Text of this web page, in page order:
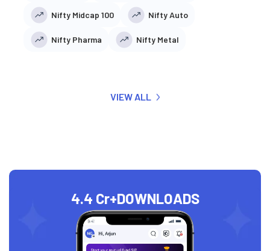
Nifty Midcap 100 Nifty Auto
Nifty Pharma Nifty Metal
VIEW ALL
4.4 Cr+DOWNLOADS